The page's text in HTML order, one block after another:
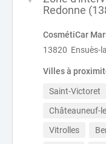
Redonne
CosmétiCar
13820 Ensuès-
Villes à
Saint-Victoret
Châteauneuf-
Vitrolles